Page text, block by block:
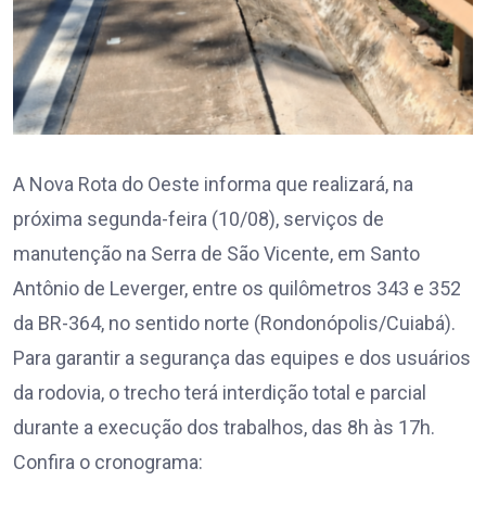
A Nova Rota do Oeste informa que realizará, na
próxima segunda-feira (10/08), serviços de
manutenção na Serra de São Vicente, em Santo
Antônio de Leverger, entre os quilômetros 343 e 352
da BR-364, no sentido norte (Rondonópolis/Cuiabá).
Para garantir a segurança das equipes e dos usuários
da rodovia, o trecho terá interdição total e parcial
durante a execução dos trabalhos, das 8h às 17h.
Confira o cronograma: